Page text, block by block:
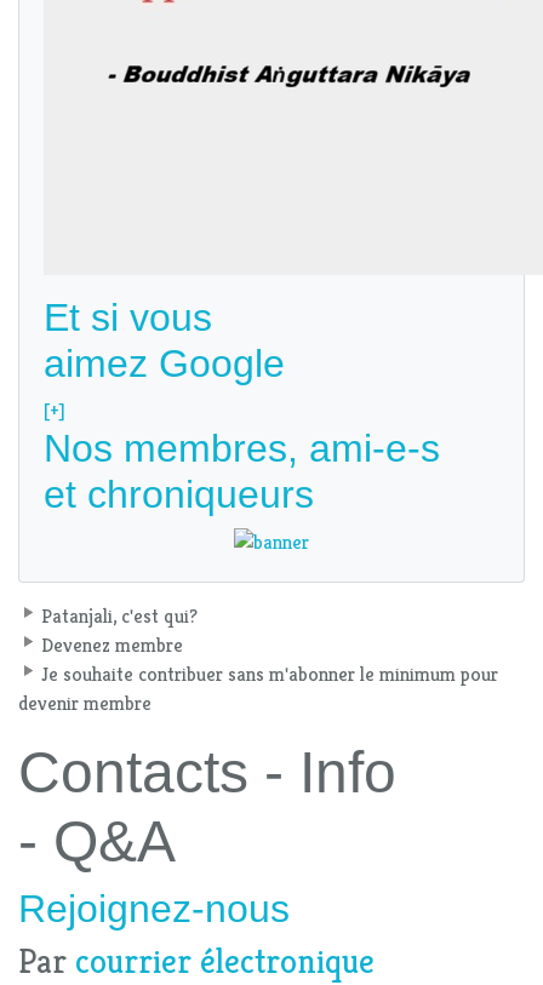
Et si vous
aimez Google
[+]
Nos membres, ami-e-s
et chroniqueurs
Patanjali, c'est qui?
Devenez membre
Je souhaite contribuer sans m'abonner le minimum pour
devenir membre
Contacts - Info
- Q&A
Rejoignez-nous
Par courrier électronique